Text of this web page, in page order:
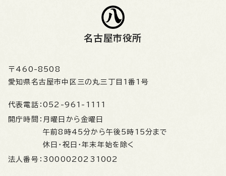
名古屋市役所
〒460-8508
愛知県名古屋市中区三の丸三丁目1番1号
代表電話： 052-961-1111
開庁時間： 月曜日から金曜日
午前8時45分から午後5時15分まで
休日・祝日・年末年始を除く
法人番号： 3000020231002